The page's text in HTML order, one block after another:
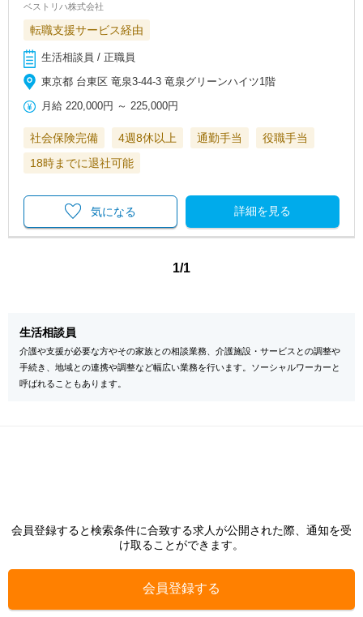
ベストリハ株式会社
転職支援サービス経由
生活相談員 / 正職員
東京都 台東区 竜泉3-44-3 竜泉グリーンハイツ1階
月給 220,000円 ～ 225,000円
社会保険完備 4週8休以上 通勤手当
役職手当
18時までに退社可能
詳細を見る
気になる
1/1
生活相談員
介護や支援が必要な方やその家族との相談業務、介護施設・サービスとの調整や
手続き、地域との連携や調整など幅広い業務を行います。ソーシャルワーカーと
呼ばれることもあります。
会員登録すると検索条件に合致する求人が公開された際、通知を受
け取ることができます。
会員登録する